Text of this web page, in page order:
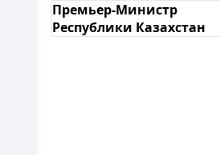
Премьер-Министр
Республики Казахстан